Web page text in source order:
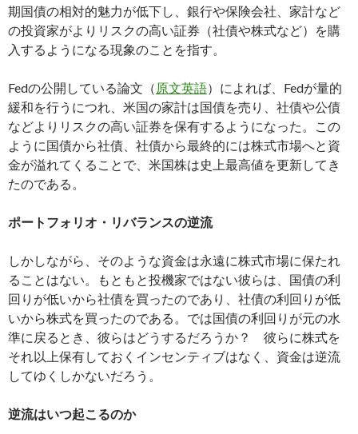
期国債の相対的魅力が低下し、銀行や保険会社、家計など
の投資家がよりリスクの高い証券（社債や株式など）を購
入するようになる現象のことを指す。
Fedの公開している論文（ 原文英語）によれば、Fedが量的
緩和を行うにつれ、米国の家計は国債を売り、社債や公債
などよりリスクの高い証券を保有するようになった。この
ように国債から社債、社債から最終的には株式市場へと資
金が溢れてくることで、米国株は史上最高値を更新してき
たのである。
ポートフォリオ・リバランスの逆流
しかしながら、そのような資金は永遠に株式市場に保たれ
ることはない。もともと投機家ではない彼らは、国債の利
回りが低いから社債を買ったのであり、社債の利回りが低
いから株式を買ったのである。では国債の利回りが元の水
準に戻るとき、彼らはどうするだろうか？ 彼らに株式を
それ以上保有しておくインセンティブはなく、資金は逆流
してゆくしかないだろう。
逆流はいつ起こるのか